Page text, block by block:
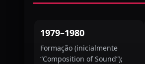
1979–1980
Formação (inicialmente
“Composition of Sound”);